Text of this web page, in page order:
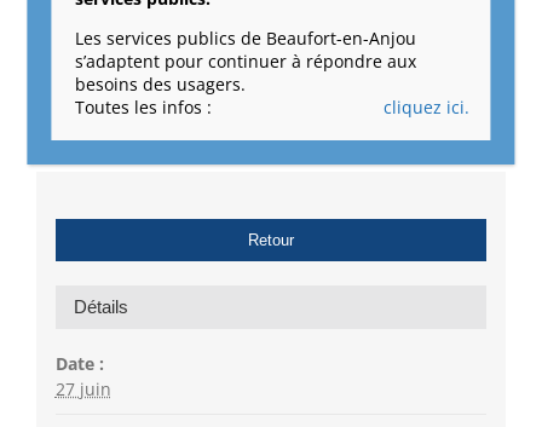
médiathèque : « Et plouf ! »
Retour
Détails
Date :
27 juin
Les services publics de Beaufort-en-Anjou
s’adaptent pour continuer à répondre aux
besoins des usagers.
Toutes les infos :
cliquez ici.